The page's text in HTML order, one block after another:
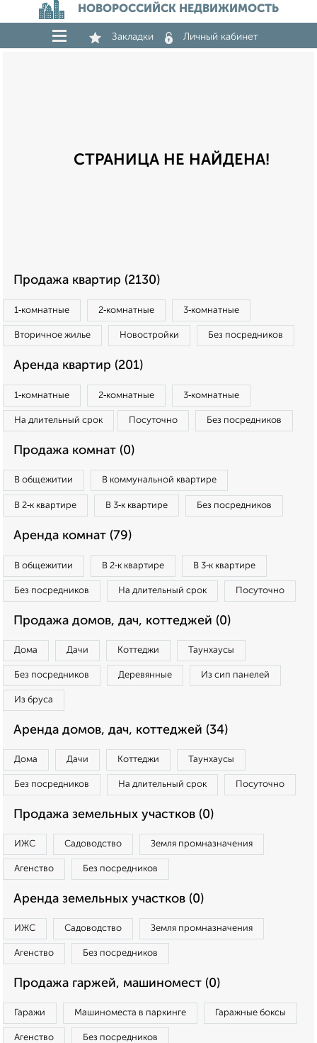
НОВОРОССИЙСК НЕДВИЖИМОСТЬ
Закладки Личный кабинет
СТРАНИЦА НЕ НАЙДЕНА!
Продажа квартир (2130)
1‑комнатные 2‑комнатные 3‑комнатные
Вторичное жилье Новостройки Без посредников
Аренда квартир (201)
1‑комнатные 2‑комнатные 3‑комнатные
На длительный срок Посуточно Без посредников
Продажа комнат (0)
В общежитии В коммунальной квартире
В 2‑к квартире В 3‑к квартире Без посредников
Аренда комнат (79)
В общежитии В 2‑к квартире В 3‑к квартире
Без посредников На длительный срок Посуточно
Продажа домов, дач, коттеджей (0)
Дома Дачи Коттеджи Таунхаусы
Без посредников Деревянные Из сип панелей
Из бруса
Аренда домов, дач, коттеджей (34)
Дома Дачи Коттеджи Таунхаусы
Без посредников На длительный срок Посуточно
Продажа земельных участков (0)
ИЖС Садоводство Земля промназначения
Агенство Без посредников
Аренда земельных участков (0)
ИЖС Садоводство Земля промназначения
Агенство Без посредников
Продажа гаржей, машиномест (0)
Гаражи Машиноместа в паркинге Гаражные боксы
Агенство Без посредников